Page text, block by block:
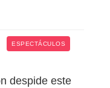
ESPECTÁCULOS
despide este